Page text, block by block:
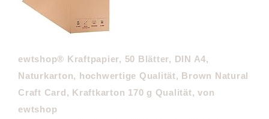
ewtshop® Kraftpapier, 50 Blätter, DIN A4,
Naturkarton, hochwertige Qualität, Brown Natural
Craft Card, Kraftkarton 170 g Qualität, von
ewtshop